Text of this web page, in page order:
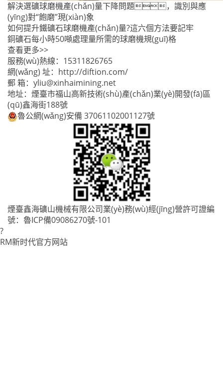
解決選礦球磨機產(chǎn)量下降問題，識別與應
(yīng)對“飽磨”現(xiàn)象
如何提升鐵礦石球磨機產(chǎn)量?這六個方法要記牢
銅礦石每小時50噸處理量所需的球磨機規(guī)格
查看更多>>
服務(wù)熱線： 15311826765
網(wǎng) 址： http://diftion.com/
郵 箱： yliu@xinhaimining.net
地址：煙臺市福山高新技術(shù)產(chǎn)業(yè)開發(fā)區
(qū)鑫海街188號
魯公網(wǎng)安備 37061102001127號
煙臺鑫海礦山機械有限公司業(yè)務(wù)經(jīng)營許可證編
號： 魯ICP備09086270號-101
?
RM新时代官方网站